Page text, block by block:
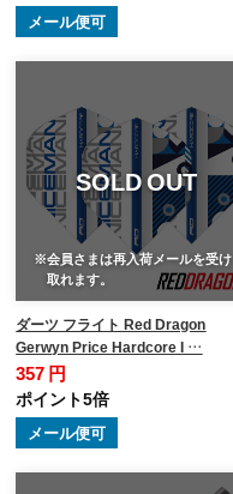
メール便可
SOLD OUT
※会員さまは再入荷メールを受け
取れます。
ダーツ フライト Red Dragon
Gerwyn Price Hardcore I …
357 円
ポイント5倍
メール便可